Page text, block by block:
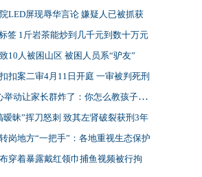
LED屏现辱华言论 嫌疑人已被抓获
签 1斤岩茶能炒到几千元到数十万元
10人被困山区 被困人员系“驴友”
扣案二审4月11日开庭 一审被判死刑
动让家长群炸了：你怎么教孩子的？
暧昧”挥刀怒刺 致其左肾破裂获刑3年
岗地方“一把手”：各地重视生态保护
穿着暴露戴红领巾捕鱼视频被行拘